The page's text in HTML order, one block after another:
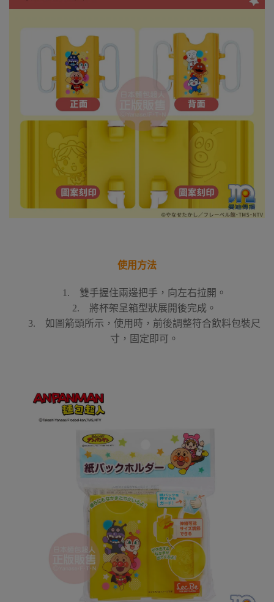
使用方法
1. 雙手握住兩邊把手，向左右拉開。
2. 將杯架呈箱型狀展開後完成。
3. 如圖箭頭所示，使用時，前後調整符合飲料包裝尺
寸，固定即可。